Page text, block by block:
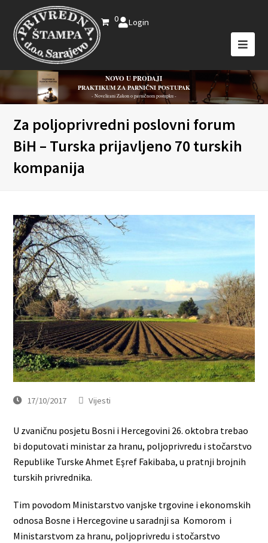
0 Login
NOVO U PRODAJI
PRAKTIKUM ZA PARNIČNI POSTUPAK
- Novelirani Zakon o parničnom postupku -
Za poljoprivredni poslovni forum
BiH – Turska prijavljeno 70 turskih
kompanija
17/10/2017 Vijesti
U zvaničnu posjetu Bosni i Hercegovini 26. oktobra trebao
bi doputovati ministar za hranu, poljoprivredu i stočarstvo
Republike Turske Ahmet Eşref Fakibaba, u pratnji brojnih
turskih privrednika.
Tim povodom Ministarstvo vanjske trgovine i ekonomskih
odnosa Bosne i Hercegovine u saradnji sa Komorom i
Ministarstvom za hranu, poljoprivredu i stočarstvo